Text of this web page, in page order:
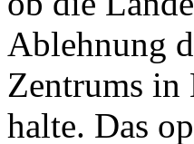
Ablehnung
Zentrums in
halte. Das